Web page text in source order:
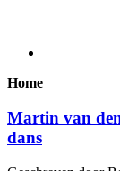
Home
Martin van
dans